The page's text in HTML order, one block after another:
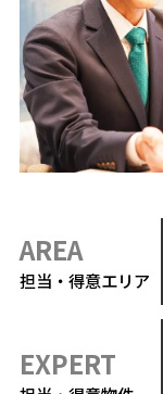
AREA
担当・得意エリア
EXPERT